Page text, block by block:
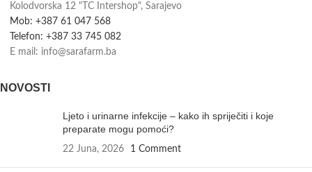
Kolodvorska 12 "TC Intershop", Sarajevo
Mob: +387 61 047 568
Telefon: +387 33 745 082
E mail: info@sarafarm.ba
NOVOSTI
Ljeto i urinarne infekcije – kako ih spriječiti i koje
preparate mogu pomoći?
22 Juna, 2026 1 Comment